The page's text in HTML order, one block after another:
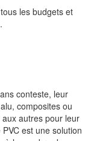
les budgets et
conteste, leur
composites ou
autres pour leur
est une solution